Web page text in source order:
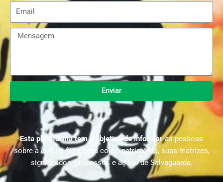
Enviar
Esta plataforma tem o objetivo de informaras pessoas
sobre a cultura forrozeira como patrimônio, suas matrizes,
significados, processos e ações de Salvaguarda.